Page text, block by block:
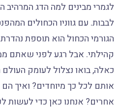
לגמרי מבינים למה הדג המרהיב
לבבות. עם גווניו הכחולים
הגורמי הכחול הוא תוספת
קהילתי. אבל רגע לפני שאתם
כאלה, בואו נצלול לעומק
אותם לכל כך מיוחדים? ואיך
אחרים? אנחנו כאן כדי לעשות